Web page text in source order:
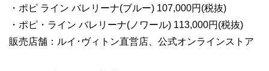
・ポピ ライン バレリーナ(ブルー) 107,000円(税抜)
・ポピ・ライン バレリーナ(ノワール) 113,000円(税抜)
販売店舗：ルイ･ヴィトン直営店、公式オンラインストア